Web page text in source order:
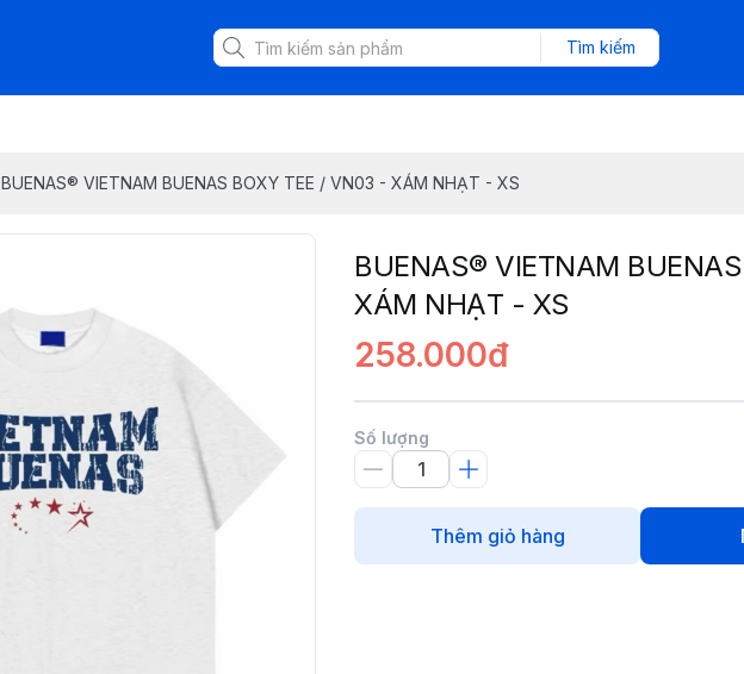
Tìm kiếm
BUENAS® VIETNAM BUENAS BOXY TEE / VN03 - XÁM NHẠT - XS
BUENAS® VIETNAM
XÁM NHẠT - XS
258.000đ
Số lượng
Thêm giỏ hàng